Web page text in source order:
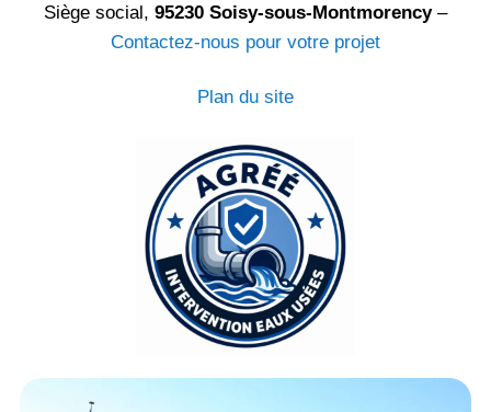
Siège social, 95230 Soisy-sous-Montmorency–
Contactez-nous pour votre projet
Plan du site